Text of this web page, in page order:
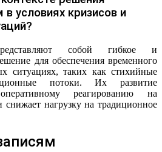
условиях кризисов и
собой гибкое и
для обеспечения временного
ситуациях, таких как стихийные
потоки. Их развитие
реагированию на
снижает нагрузку на традиционное